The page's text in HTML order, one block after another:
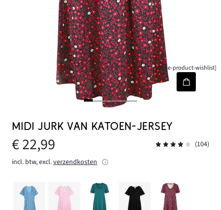
[node-product-wishlist]
MIDI JURK VAN KATOEN-JERSEY
€ 22,99
(104)
incl. btw, excl.verzendkosten